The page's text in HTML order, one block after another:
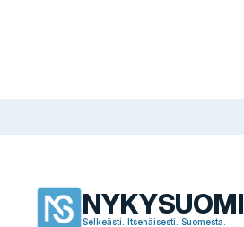
NYKYSUOMI
Selkeästi. Itsenäisesti. Suomesta.